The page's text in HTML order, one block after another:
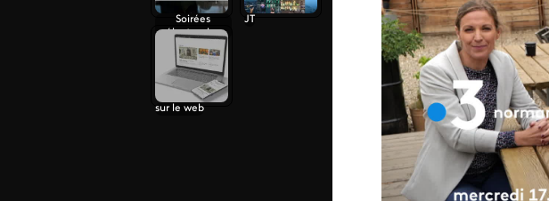
Soirées
électorales
JT
sur le web